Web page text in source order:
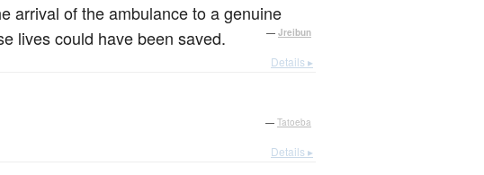
arrival of the ambulance to a genuine
lives could have been saved.
— Jreibun
Details ▸
— Tatoeba
Details ▸